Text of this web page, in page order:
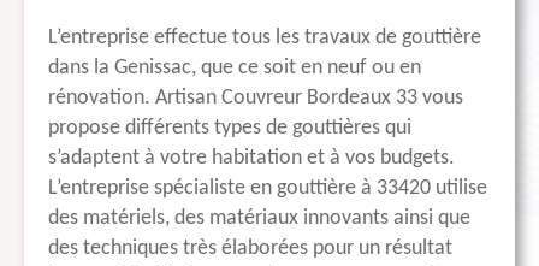
L’entreprise effectue tous les travaux de gouttière
dans la Genissac, que ce soit en neuf ou en
rénovation. Artisan Couvreur Bordeaux 33 vous
propose différents types de gouttières qui
s’adaptent à votre habitation et à vos budgets.
L’entreprise spécialiste en gouttière à 33420 utilise
des matériels, des matériaux innovants ainsi que
des techniques très élaborées pour un résultat